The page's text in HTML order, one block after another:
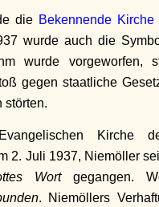
die Bekennende Kirche
wurde auch die
wurde vorgeworfen,
gegen staatliche
störten.
Kirche
2. Juli 1937, Niemöller
Wortgegangen.
. Niemöllers